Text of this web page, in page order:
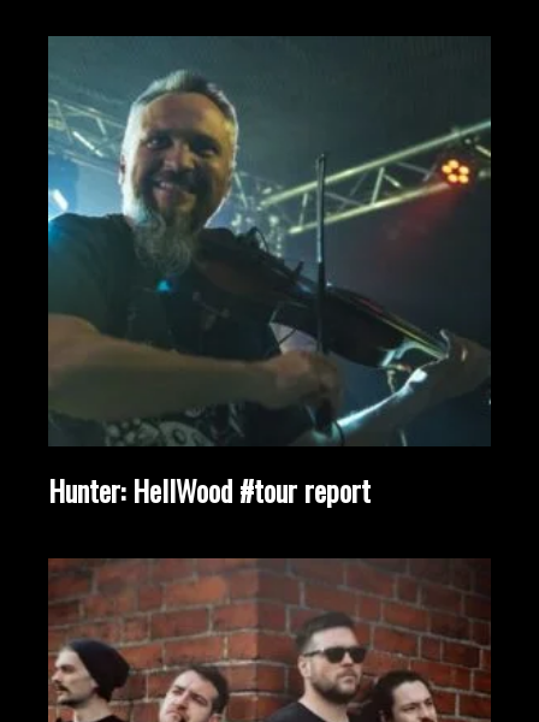
Hunter: HellWood #tour report